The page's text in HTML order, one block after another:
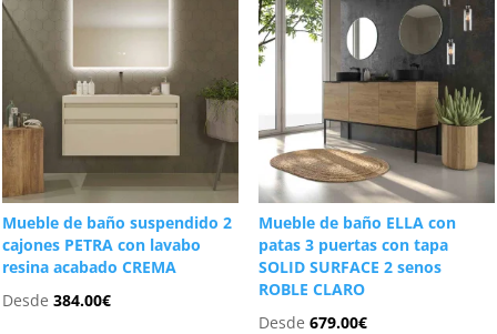
Mueble de baño suspendido 2
cajones PETRA con lavabo
resina acabado CREMA
Desde384.00€
Mueble de baño ELLA con
patas 3 puertas con tapa
SOLID SURFACE 2 senos
ROBLE CLARO
Desde 679.00€